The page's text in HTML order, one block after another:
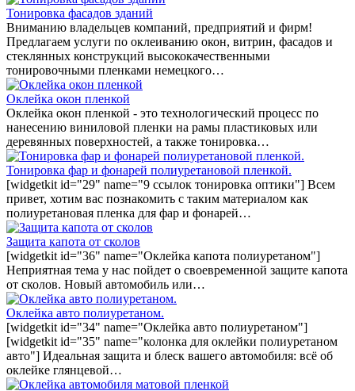
Тонировка фасадов зданий
Вниманию владельцев компаний, предприятий и фирм!
Предлагаем услуги по оклеиванию окон, витрин, фасадов и
стеклянных конструкций высококачественными
тонировочными пленками немецкого…
Оклейка окон пленкой
Оклейка окон пленкой - это технологический процесс по
нанесению виниловой пленки на рамы пластиковых или
деревянных поверхностей, а также тонировка…
Тонировка фар и фонарей полиуретановой пленкой.
[widgetkit id="29" name="9 ссылок тонировка оптики"] Всем
привет, хотим вас познакомить с таким материалом как
полиуретановая пленка для фар и фонарей…
Защита капота от сколов
[widgetkit id="36" name="Оклейка капота полиуретаном"]
Неприятная тема у нас пойдет о своевременной защите капота
от сколов. Новый автомобиль или…
Оклейка авто полиуретаном.
[widgetkit id="34" name="Оклейка авто полиуретаном"]
[widgetkit id="35" name="колонка для оклейки полиуретаном
авто"] Идеальная защита и блеск вашего автомобиля: всё об
оклейке глянцевой…